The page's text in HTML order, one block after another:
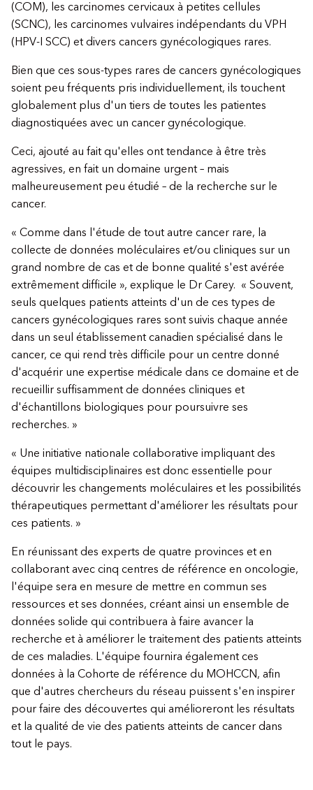
(COM), les carcinomes cervicaux à petites cellules
(SCNC), les carcinomes vulvaires indépendants du VPH
(HPV-I SCC) et divers cancers gynécologiques rares.
Bien que ces sous-types rares de cancers gynécologiques
soient peu fréquents pris individuellement, ils touchent
globalement plus d'un tiers de toutes les patientes
diagnostiquées avec un cancer gynécologique.
Ceci, ajouté au fait qu'elles ont tendance à être très
agressives, en fait un domaine urgent – mais
malheureusement peu étudié – de la recherche sur le
cancer.
« Comme dans l'étude de tout autre cancer rare, la
collecte de données moléculaires et/ou cliniques sur un
grand nombre de cas et de bonne qualité s'est avérée
extrêmement difficile », explique le Dr Carey. « Souvent,
seuls quelques patients atteints d'un de ces types de
cancers gynécologiques rares sont suivis chaque année
dans un seul établissement canadien spécialisé dans le
cancer, ce qui rend très difficile pour un centre donné
d'acquérir une expertise médicale dans ce domaine et de
recueillir suffisamment de données cliniques et
d'échantillons biologiques pour poursuivre ses
recherches. »
« Une initiative nationale collaborative impliquant des
équipes multidisciplinaires est donc essentielle pour
découvrir les changements moléculaires et les possibilités
thérapeutiques permettant d'améliorer les résultats pour
ces patients. »
En réunissant des experts de quatre provinces et en
collaborant avec cinq centres de référence en oncologie,
l'équipe sera en mesure de mettre en commun ses
ressources et ses données, créant ainsi un ensemble de
données solide qui contribuera à faire avancer la
recherche et à améliorer le traitement des patients atteints
de ces maladies. L'équipe fournira également ces
données à la Cohorte de référence du MOHCCN, afin
que d'autres chercheurs du réseau puissent s'en inspirer
pour faire des découvertes qui amélioreront les résultats
et la qualité de vie des patients atteints de cancer dans
tout le pays.